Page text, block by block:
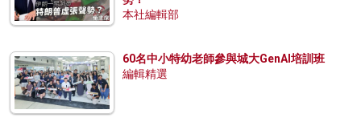
本社編輯部
60名中小特幼老師參與城大GenAI培訓班
編輯精選